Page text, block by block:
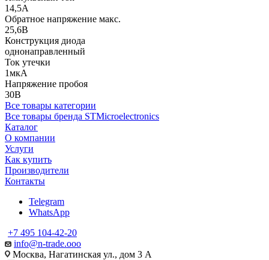
14,5А
Обратное напряжение макс.
25,6В
Конструкция диода
однонаправленный
Ток утечки
1мкА
Напряжение пробоя
30В
Все товары категории
Все товары бренда STMicroelectronics
Каталог
О компании
Услуги
Как купить
Производители
Контакты
Telegram
WhatsApp
+7 495 104-42-20
info@n-trade.ooo
Москва, Нагатинская ул., дом 3 А